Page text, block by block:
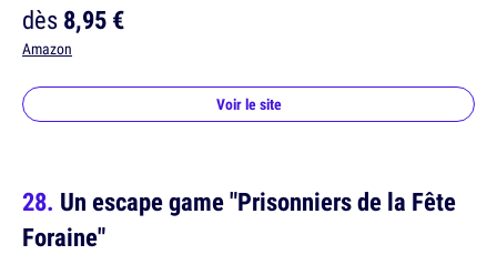
dès8,95 €
Amazon
Voir le site
Un escape game "Prisonniers de la Fête
Foraine"